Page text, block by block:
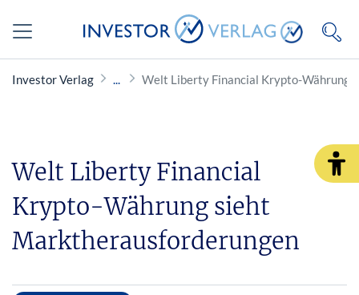
Investor Verlag Welt Liberty Financial Krypto-Währung
Welt Liberty Financial
Krypto-Währung sieht
Marktherausforderungen